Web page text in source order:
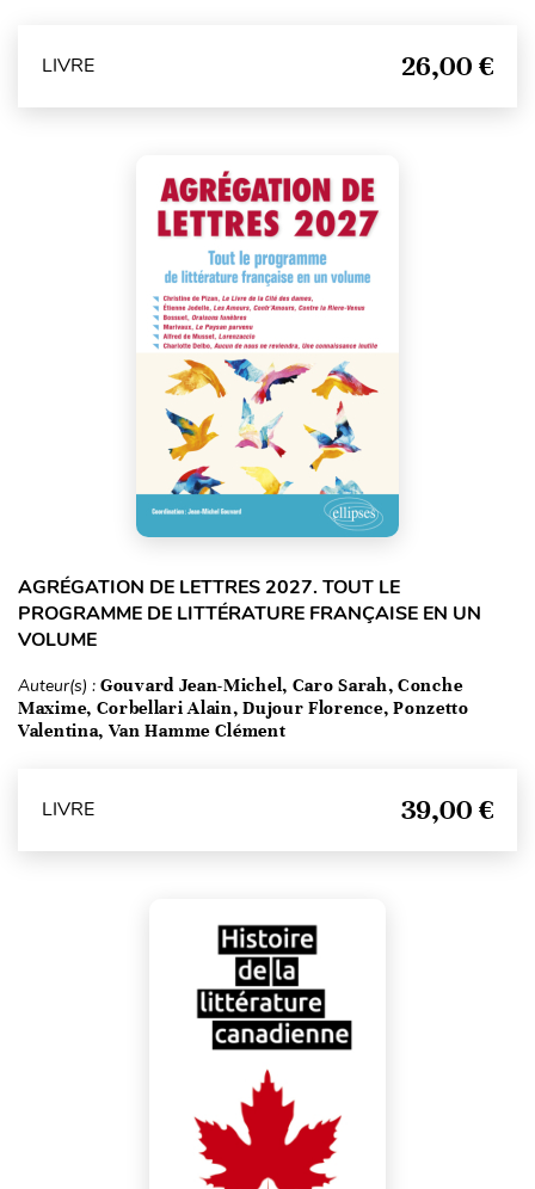
LIVRE 26,00 €
AGRÉGATION DE LETTRES 2027. TOUT LE
PROGRAMME DE LITTÉRATURE FRANÇAISE EN UN
VOLUME
Auteur(s) : Gouvard Jean-Michel, Caro Sarah, Conche
Maxime, Corbellari Alain, Dujour Florence, Ponzetto
Valentina, Van Hamme Clément
LIVRE 39,00 €